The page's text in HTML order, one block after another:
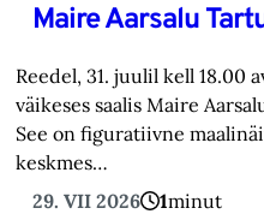
Maire Aarsalu
Reedel, 31. juulil kell 18.00
väikeses saalis Maire
See on figuratiivne
keskmes…
29. VII 2026
1minut